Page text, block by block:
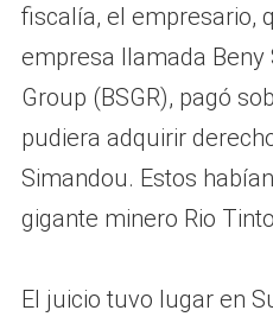
fiscalía, el empresario,
empresa llamada Beny
Group (BSGR), pagó
pudiera adquirir
Simandou. Estos
gigante minero Rio
El juicio tuvo lugar en